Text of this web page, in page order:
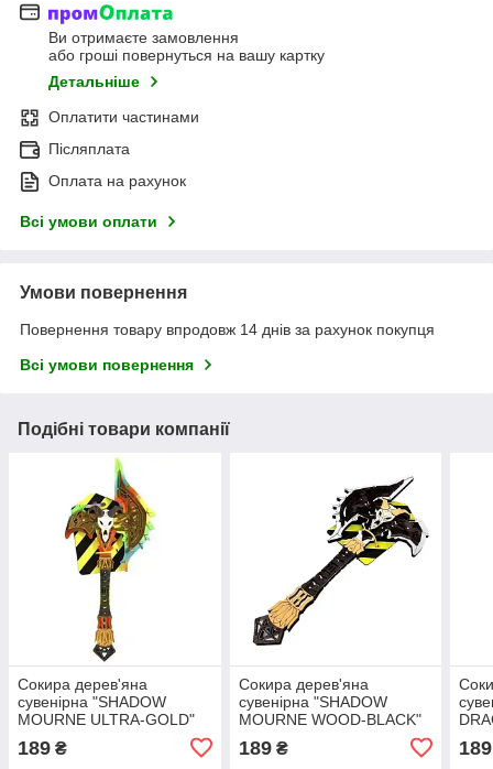
Ви отримаєте замовлення
або гроші повернуться на вашу картку
Детальніше
Оплатити частинами
Післяплата
Оплата на рахунок
Всі умови оплати
Умови повернення
Повернення товару впродовж 14 днів за рахунок покупця
Всі умови повернення
Подібні товари компанії
Сокира дерев'яна
сувенірна "SHADOW
MOURNE ULTRA-GOLD"
189 ₴
Сокира дерев'яна
сувенірна "SHADOW
MOURNE WOOD-BLACK"
189₴ 189